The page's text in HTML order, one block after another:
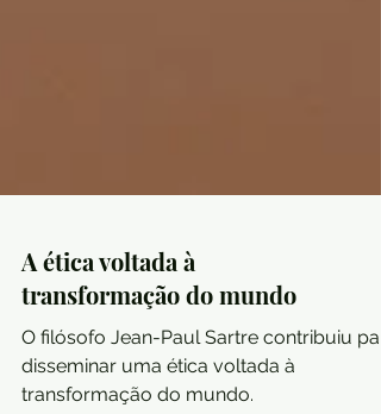
A ética voltada à
transformação do mundo
O filósofo Jean-Paul Sartre contribuiu